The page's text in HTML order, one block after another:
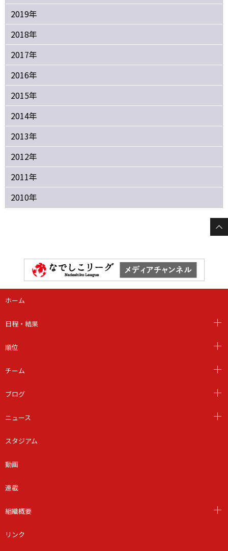
2019年
2018年
2017年
2016年
2015年
2014年
2013年
2012年
2011年
2010年
ホーム
日程・結果
順位
チーム
ブログ
ニュース
スタジアム
動画
連載
組織概要
リンク